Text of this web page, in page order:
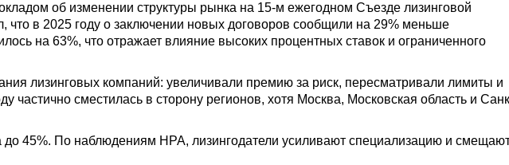
об изменении структуры рынка на 15-м ежегодном Съезде лизинговой
что в 2025 году о заключении новых договоров сообщили на 29% меньше
на 63%, что отражает влияние высоких процентных ставок и ограниченного
лизинговых компаний: увеличивали премию за риск, пересматривали лимиты и
сместилась в сторону регионов, хотя Москва, Московская область и
45%. По наблюдениям НРА, лизингодатели усиливают специализацию и